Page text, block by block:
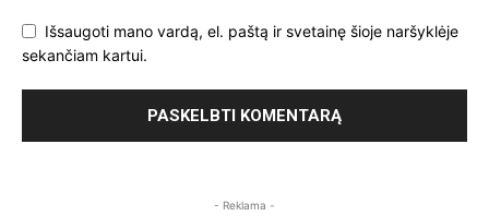
Išsaugoti mano vardą, el. paštą ir svetainę šioje naršyklėje
sekančiam kartui.
- Reklama -